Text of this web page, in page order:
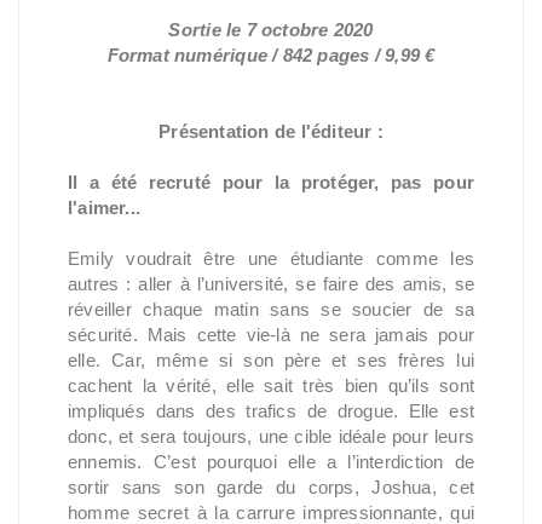
Sortie le 7 octobre 2020
Format numérique/ 842 pages / 9,99 €
Présentation de l'éditeur :
Il a été recruté pour la protéger, pas pour
l'aimer...
Emily voudrait être une étudiante comme les
autres : aller à l’université, se faire des amis, se
réveiller chaque matin sans se soucier de sa
sécurité. Mais cette vie-là ne sera jamais pour
elle. Car, même si son père et ses frères lui
cachent la vérité, elle sait très bien qu’ils sont
impliqués dans des trafics de drogue. Elle est
donc, et sera toujours, une cible idéale pour leurs
ennemis. C’est pourquoi elle a l’interdiction de
sortir sans son garde du corps, Joshua, cet
homme secret à la carrure impressionnante, qui